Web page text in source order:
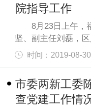
院指导工作
8月23日上午，福
坚、副主任刘磊，
时间：2019-08-30
市委两新工委
查党建工作情